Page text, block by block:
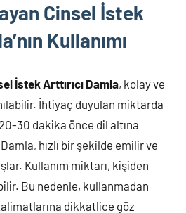
Cinsel İstek
Kullanımı
İstek Arttırıcı Damla, kolay ve
İhtiyaç duyulan miktarda
30 dakika önce dil altına
hızlı bir şekilde emilir ve
Kullanım miktarı, kişiden
Bu nedenle, kullanmadan
dikkatlice göz